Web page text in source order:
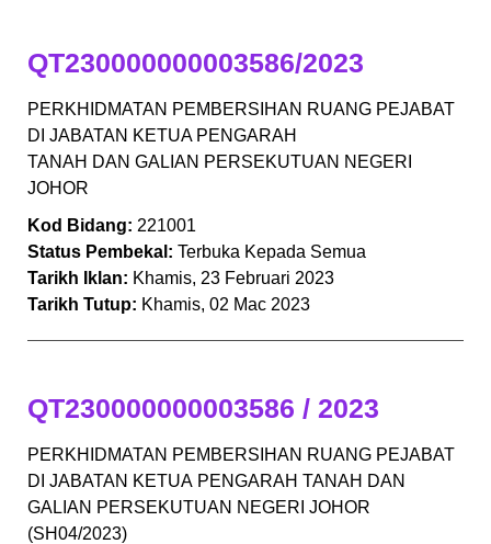
QT230000000003586/2023
PERKHIDMATAN PEMBERSIHAN RUANG PEJABAT
DI JABATAN KETUA PENGARAH
TANAH DAN GALIAN PERSEKUTUAN NEGERI
JOHOR
Kod Bidang: 221001
Status Pembekal: Terbuka Kepada Semua
Tarikh Iklan: Khamis, 23 Februari 2023
Tarikh Tutup: Khamis, 02 Mac 2023
QT230000000003586 / 2023
PERKHIDMATAN PEMBERSIHAN RUANG PEJABAT
DI JABATAN KETUA PENGARAH TANAH DAN
GALIAN PERSEKUTUAN NEGERI JOHOR
(SH04/2023)